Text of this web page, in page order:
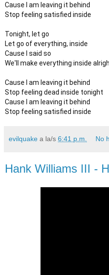
Cause I am leaving it behind
Stop feeling satisfied inside
Tonight, let go
Let go of everything, inside
Cause I said so
We'll make everything inside
Cause I am leaving it behind
Stop feeling dead inside tonight
Cause I am leaving it behind
Stop feeling satisfied inside﻿
evilquake a la/s 6:41 p.m. No
Hank Williams III -